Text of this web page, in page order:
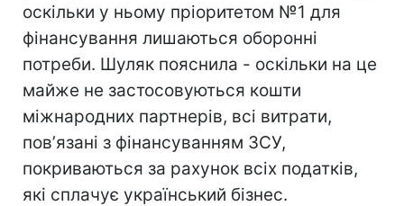
оскільки у ньому пріоритетом №1 для
фінансування лишаються оборонні
потреби. Шуляк пояснила - оскільки на це
майже не застосовуються кошти
міжнародних партнерів, всі витрати,
повʼязані з фінансуванням ЗСУ,
покриваються за рахунок всіх податків,
які сплачує український бізнес.